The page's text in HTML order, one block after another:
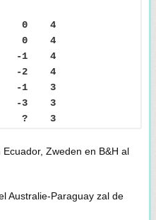
0 4
0 4
-1 4
-2 4
-1 3
-3 3
? 3
Zweden en B&H al
Australie-Paraguay zal de